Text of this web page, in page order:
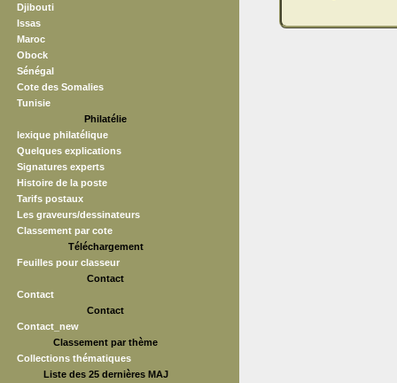
Djibouti
Issas
Maroc
Obock
Sénégal
Cote des Somalies
Tunisie
Philatélie
lexique philatélique
Quelques explications
Signatures experts
Histoire de la poste
Tarifs postaux
Les graveurs/dessinateurs
Classement par cote
Téléchargement
Feuilles pour classeur
Contact
Contact
Contact
Contact_new
Classement par thème
Collections thématiques
Liste des 25 dernières MAJ